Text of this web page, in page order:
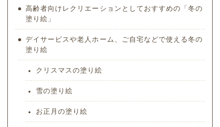
高齢者向けレクリエーションとしておすすめの「冬の
塗り絵」
デイサービスや老人ホーム、ご自宅などで使える冬の
塗り絵
クリスマスの塗り絵
雪の塗り絵
お正月の塗り絵